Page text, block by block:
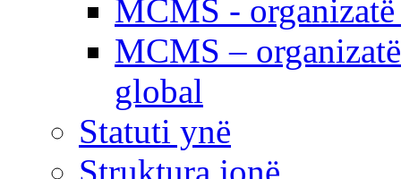
MCMS -
MCMS –
global
Statuti ynë
Struktura jonë